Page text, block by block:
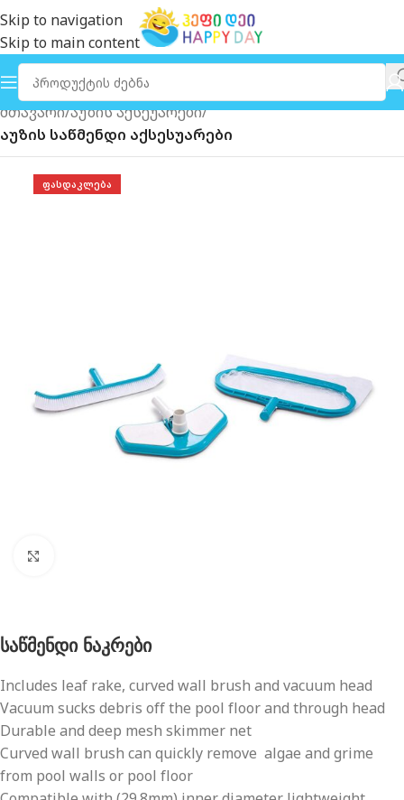
Skip to navigation
Skip to main content
მთავარი აუზის აქსეუარები
აუზის საწმენდი აქსესუარები
ᲤᲐᲡᲓᲐᲙᲚᲔᲑᲐ
საწმენდი ნაკრები
Includes leaf rake, curved wall brush and vacuum head
Vacuum sucks debris off the pool floor and through head
Durable and deep mesh skimmer net
Curved wall brush can quickly remove algae and grime
from pool walls or pool floor